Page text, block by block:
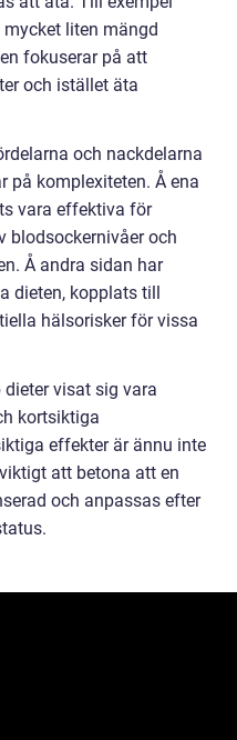
liten mängd
fokuserar på att
och istället äta
och nackdelarna
på komplexiteten. Å ena
vara effektiva för
blodsockernivåer och
Å andra sidan har
dieten, kopplats till
hälsorisker för vissa
visat sig vara
kortsiktiga
effekter är ännu inte
att betona att en
och anpassas efter